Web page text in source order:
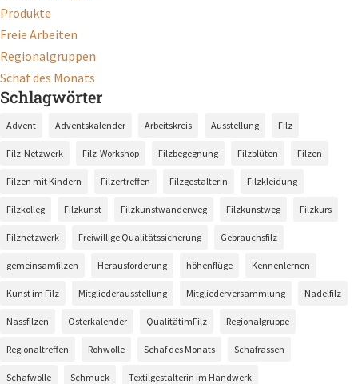
Produkte
Freie Arbeiten
Regionalgruppen
Schaf des Monats
Schlagwörter
Advent Adventskalender Arbeitskreis Ausstellung Filz
Filz-Netzwerk Filz-Workshop Filzbegegnung Filzblüten Filzen
Filzen mit Kindern Filzertreffen Filzgestalterin Filzkleidung
Filzkolleg Filzkunst Filzkunstwanderweg Filzkunstweg Filzkurs
Filznetzwerk Freiwillige Qualitätssicherung Gebrauchsfilz
gemeinsamfilzen Herausforderung höhenflüge Kennenlernen
Kunst im Filz Mitgliederausstellung Mitgliederversammlung Nadelfilz
Nassfilzen Osterkalender QualitätimFilz Regionalgruppe
Regionaltreffen Rohwolle Schaf des Monats Schafrassen
Schafwolle Schmuck Textilgestalterin im Handwerk